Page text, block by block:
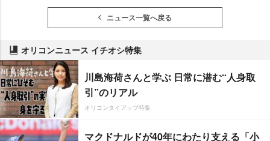
ニュース一覧へ戻る
オリコンニュース イチオシ特集
川島海荷さんと学ぶ 日常に潜む“人身取
引”のリアル
オリコンタイアップ特集
マクドナルドが40年にわたり支える「小